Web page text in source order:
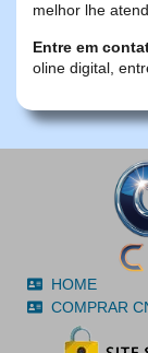
melhor lhe
Entre em
oline digital,
HOME
COMPRAR